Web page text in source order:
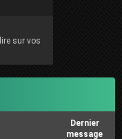
sur vos
Dernier
message